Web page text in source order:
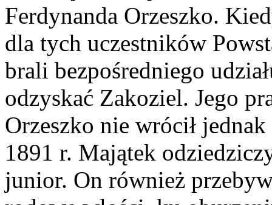
Ferdynanda Orzeszko.
dla tych uczestników
brali bezpośredniego
odzyskać Zakoziel. Jego
Orzeszko nie wrócił
1891 r. Majątek
junior. On również